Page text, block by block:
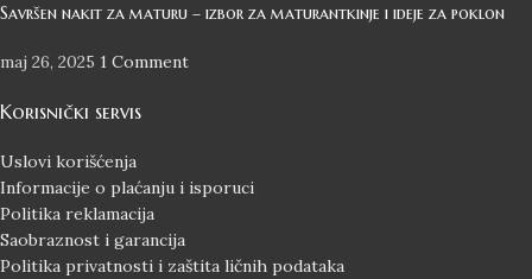
Savršen nakit za maturu – izbor za maturantkinje i ideje za poklon
maj 26, 2025 1 Comment
Korisnički servis
Uslovi korišćenja
Informacije o plaćanju i isporuci
Politika reklamacija
Saobraznost i garancija
Politika privatnosti i zaštita ličnih podataka